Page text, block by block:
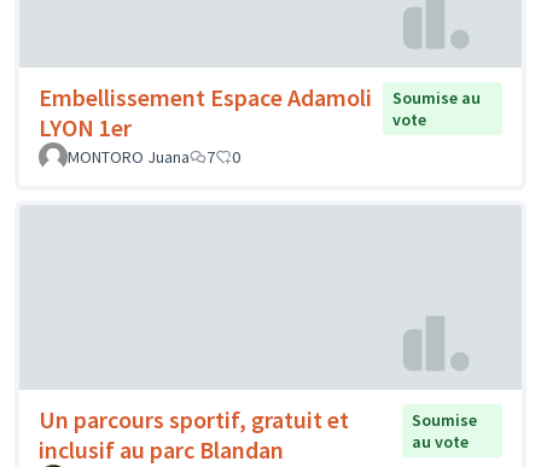
Embellissement Espace Adamoli
LYON 1er
Soumise au
vote
MONTORO Juana
7 0
Un parcours sportif, gratuit et
inclusif au parc Blandan
Soumise
au vote